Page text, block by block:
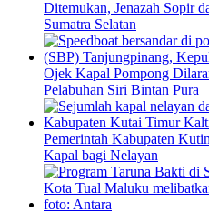
Ditemukan, Jenazah Sopir
Sumatra Selatan
Ojek Kapal Pompong
Pelabuhan Siri Bintan Pura
Pemerintah Kabupaten
Kapal bagi Nelayan